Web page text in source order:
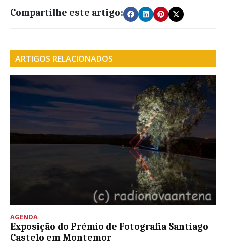
Compartilhe este artigo:
ARTIGOS RELACIONADOS
AGENDA
Exposição do Prémio de Fotografia Santiago
Castelo em Montemor